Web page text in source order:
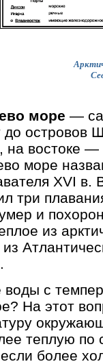
море —
до островов
на востоке —
море
XVI в.
три
и
из
из
воды с
На этот
теплую
более